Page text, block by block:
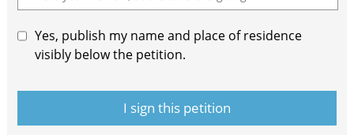
Yes, publish my name and place of residence
visibly below the petition.